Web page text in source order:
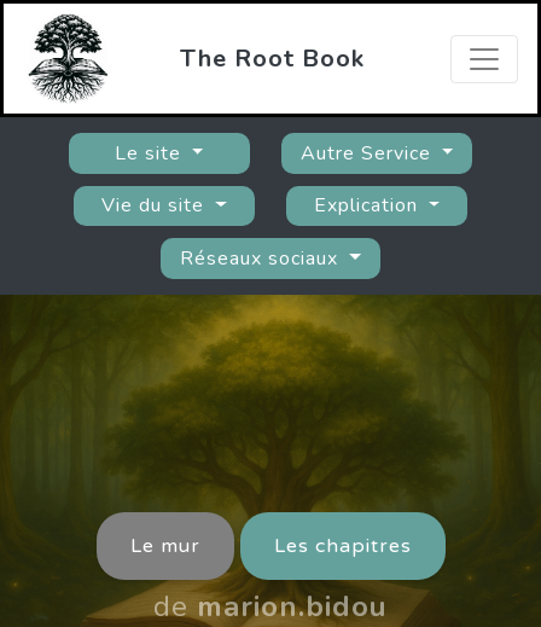
The Root Book
Le site
Autre Service
Vie du site
Explication
Réseaux sociaux
Le mur Les chapitres
de marion.bidou